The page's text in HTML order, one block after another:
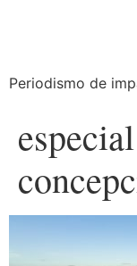
Periodismo de